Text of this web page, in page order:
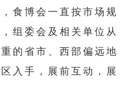
食博会一直按市场规
组委会及相关单位从
的省市、西部偏远地
入手，展前互动，展